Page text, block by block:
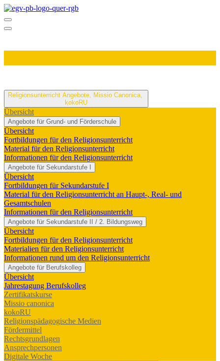
Religionsunterricht Angebote, Missio Canonica,
kokoRU
Übersicht
Angebote für Grund- und Förderschule
Übersicht
Fortbildungen für den Religionsunterricht
Material für den Religionsunterricht
Informationen für den Religionsunterricht
Angebote für Sekundarstufe I
Übersicht
Fortbildungen für Sekundarstufe I
Material für den Religionsunterricht an Haupt-, Real- und
Gesamtschulen
Informationen für den Religionsunterricht
Angebote für Sekundarstufe II / 2. Bildungsweg
Übersicht
Fortbildungen für den Religionsunterricht
Materialien für den Religionsunterricht
Informationen rund um den Religionsunterricht
Angebote für Berufskolleg
Übersicht
Jahrestagung Berufskolleg
Zertifikatskurse
Missio canonica
kokoRU
Religionspädagogische Medien
Fördermittel
Rechtsgrundlagen
Ansprechpersonen
Digitale Woche